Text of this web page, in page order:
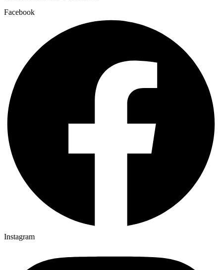
Facebook
Instagram